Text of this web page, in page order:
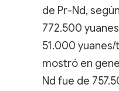
de Pr-Nd,
772.500
51.000
mostró en
Nd fue de